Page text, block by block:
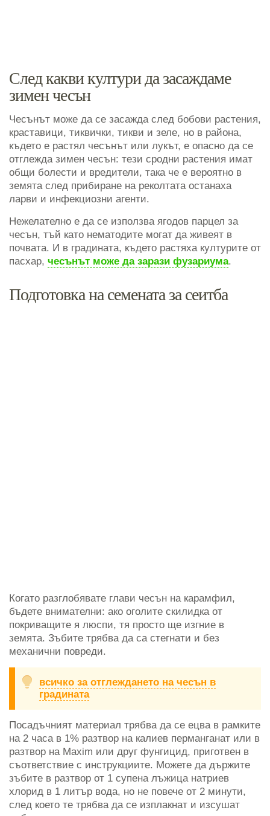
След какви култури да засаждаме
зимен чесън
Чесънът може да се засажда след бобови растения,
краставици, тиквички, тикви и зеле, но в района,
където е растял чесънът или лукът, е опасно да се
отглежда зимен чесън: тези сродни растения имат
общи болести и вредители, така че е вероятно в
земята след прибиране на реколтата останаха
ларви и инфекциозни агенти.
Нежелателно е да се използва ягодов парцел за
чесън, тъй като нематодите могат да живеят в
почвата. И в градината, където растяха културите от
пасхар, чесънът може да зарази фузариума.
Подготовка на семената за сеитба
Когато разглобявате глави чесън на карамфил,
бъдете внимателни: ако оголите скилидка от
покриващите я люспи, тя просто ще изгние в
земята. Зъбите трябва да са стегнати и без
механични повреди.
всичко за отглеждането на чесън в
градината
Посадъчният материал трябва да се ецва в рамките
на 2 часа в 1% разтвор на калиев перманганат или в
разтвор на Maxim или друг фунгицид, приготвен в
съответствие с инструкциите. Можете да държите
зъбите в разтвор от 1 супена лъжица натриев
хлорид в 1 литър вода, но не повече от 2 минути,
след което те трябва да се изплакнат и изсушат